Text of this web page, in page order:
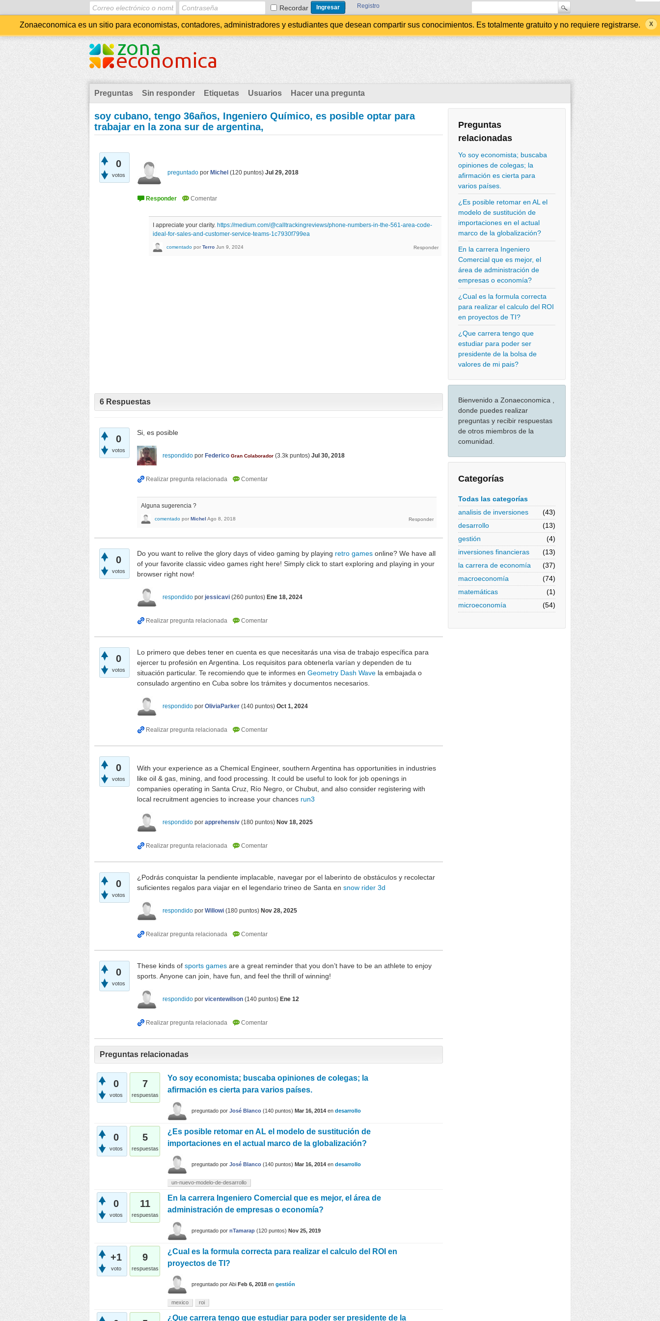
Recordar Registro
Zonaeconomica es un sitio para economistas, contadores, administradores y estudiantes que desean compartir sus conocimientos. Es totalmente gratuito y no requiere registrarse.
Preguntas Sin responder Etiquetas Usuarios Hacer una pregunta
Preguntas
relacionadas
Yo soy economista; buscaba
opiniones de colegas; la
afirmación es cierta para
varios países.
¿Es posible retomar en AL el
modelo de sustitución de
importaciones en el actual
marco de la globalización?
En la carrera Ingeniero
Comercial que es mejor, el
área de administración de
empresas o economía?
¿Cual es la formula correcta
para realizar el calculo del ROI
en proyectos de TI?
¿Que carrera tengo que
estudiar para poder ser
presidente de la bolsa de
valores de mi pais?
Bienvenido a Zonaeconomica ,
donde puedes realizar
preguntas y recibir respuestas
de otros miembros de la
comunidad.
Categorías
Todas las categorías
analisis de inversiones
(43)
desarrollo
(13)
gestión
(4)
inversiones financieras
(13)
la carrera de economía
(37)
macroeconomía
(74)
matemáticas
(1)
microeconomía
(54)
soy cubano, tengo 36años, Ingeniero Químico, es posible optar para
trabajar en la zona sur de argentina,
0
votos preguntado por Michel (120 puntos) Jul 29, 2018
I appreciate your clarity. https://medium.com/@calltrackingreviews/phone-numbers-in-the-561-area-code-
ideal-for-sales-and-customer-service-teams-1c7930f799ea
comentado por Terro Jun 9, 2024
6 Respuestas
0
votos
Si, es posible
respondido por Federico Gran Colaborador (3.3k puntos) Jul 30, 2018
Alguna sugerencia ?
comentado por Michel Ago 8, 2018
0
votos
Do you want to relive the glory days of video gaming by playing retro games online? We have all
of your favorite classic video games right here! Simply click to start exploring and playing in your
browser right now!
respondido por jessicavi (260 puntos) Ene 18, 2024
0
votos
Lo primero que debes tener en cuenta es que necesitarás una visa de trabajo específica para
ejercer tu profesión en Argentina. Los requisitos para obtenerla varían y dependen de tu
situación particular. Te recomiendo que te informes en Geometry Dash Wave la embajada o
consulado argentino en Cuba sobre los trámites y documentos necesarios.
respondido por OliviaParker (140 puntos) Oct 1, 2024
0
votos
With your experience as a Chemical Engineer, southern Argentina has opportunities in industries
like oil & gas, mining, and food processing. It could be useful to look for job openings in
companies operating in Santa Cruz, Río Negro, or Chubut, and also consider registering with
local recruitment agencies to increase your chances run3
respondido por apprehensiv (180 puntos) Nov 18, 2025
0
votos
¿Podrás conquistar la pendiente implacable, navegar por el laberinto de obstáculos y recolectar
suficientes regalos para viajar en el legendario trineo de Santa en snow rider 3d
respondido por Willowi (180 puntos) Nov 28, 2025
0
votos
These kinds of sports games are a great reminder that you don’t have to be an athlete to enjoy
sports. Anyone can join, have fun, and feel the thrill of winning!
respondido por vicentewilson (140 puntos) Ene 12
Preguntas relacionadas
0
votos
7
respuestas
Yo soy economista; buscaba opiniones de colegas; la
afirmación es cierta para varios países.
preguntado por José Blanco (140 puntos) Mar 16, 2014 en desarrollo
0
votos
5
respuestas
¿Es posible retomar en AL el modelo de sustitución de
importaciones en el actual marco de la globalización?
preguntado por José Blanco (140 puntos) Mar 16, 2014 en desarrollo
un-nuevo-modelo-de-desarrollo
0
votos
11
respuestas
En la carrera Ingeniero Comercial que es mejor, el área de
administración de empresas o economía?
preguntado por nTamarap (120 puntos) Nov 25, 2019
+1
voto
9
respuestas
¿Cual es la formula correcta para realizar el calculo del ROI en
proyectos de TI?
preguntado porAbi Feb 6, 2018 en gestión
mexico roi
¿Que carrera tengo que estudiar para poder ser presidente de la